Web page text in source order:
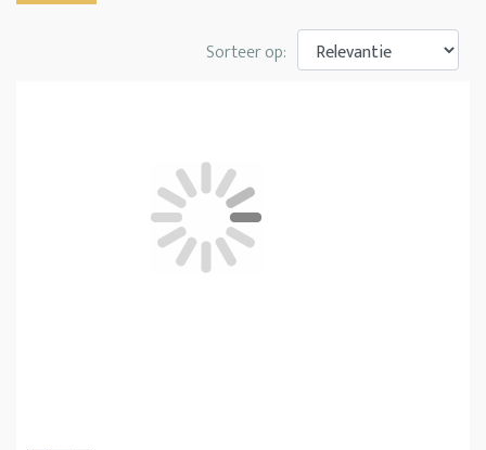
Sorteer op: